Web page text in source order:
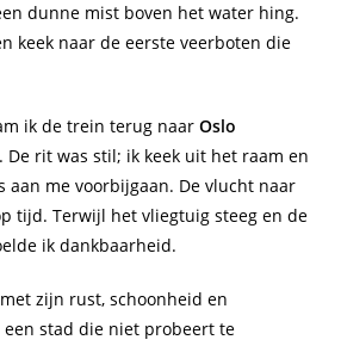
dunne mist boven het water hing.
keek naar de eerste veerboten die
ik de trein terug naarOslo
. De rit was stil; ik keek uit het raam en
aan me voorbijgaan. De vlucht naar
tijd. Terwijl het vliegtuig steeg en de
ik dankbaarheid.
zijn rust, schoonheid en
stad die niet probeert te